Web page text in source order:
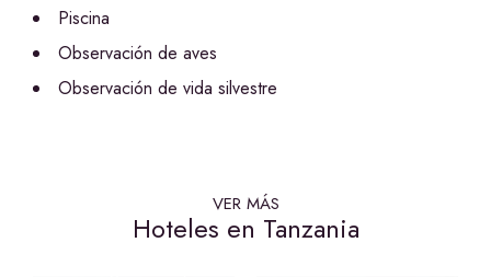
Piscina
Observación de aves
Observación de vida silvestre
VER MÁS
Hoteles en Tanzania